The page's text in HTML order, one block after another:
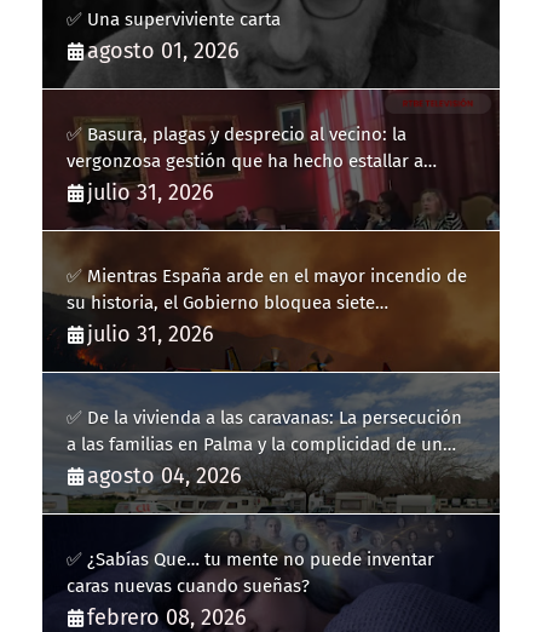
✅ Una superviviente carta
agosto 01, 2026
✅ Basura, plagas y desprecio al vecino: la
vergonzosa gestión que ha hecho estallar a
Llucmajor
julio 31, 2026
✅ Mientras España arde en el mayor incendio de
su historia, el Gobierno bloquea siete
hidroaviones por "ahorrarse" dinero
julio 31, 2026
✅ De la vivienda a las caravanas: La persecución
a las familias en Palma y la complicidad de un
fracaso heredado
agosto 04, 2026
✅ ¿Sabías Que… tu mente no puede inventar
caras nuevas cuando sueñas?
febrero 08, 2026